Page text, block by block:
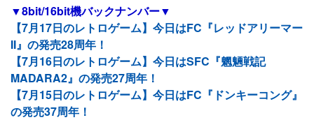
▼8bit/16bit機バックナンバー▼
【7月17日のレトロゲーム】今日はFC『レッドアリーマー
II』の発売28周年！
【7月16日のレトロゲーム】今日はSFC『魍魎戦記
MADARA2』の発売27周年！
【7月15日のレトロゲーム】今日はFC『ドンキーコング』
の発売37周年！